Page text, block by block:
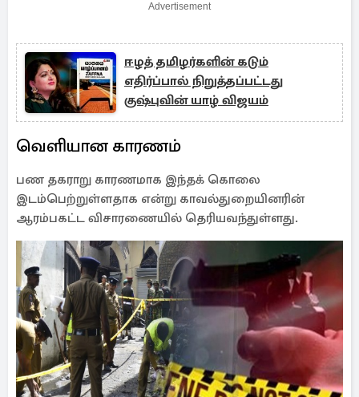
Advertisement
ஈழத் தமிழர்களின் கடும்
எதிர்ப்பால் நிறுத்தப்பட்டது
குஷ்புவின் யாழ் விஜயம்
வெளியான காரணம்
பண தகராறு காரணமாக இந்தக் கொலை
இடம்பெற்றுள்ளதாக என்று காவல்துறையினரின்
ஆரம்பகட்ட விசாரணையில் தெரியவந்துள்ளது.